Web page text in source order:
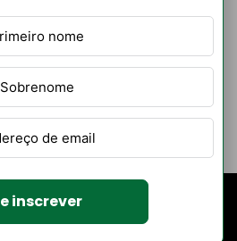
Categoria
inscrever